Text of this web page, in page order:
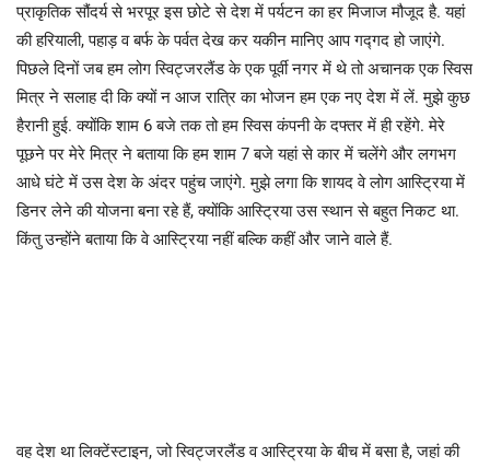
प्राकृतिक सौंदर्य से भरपूर इस छोटे से देश में पर्यटन का हर मिजाज मौजूद है. यहां
की हरियाली, पहाड़ व बर्फ के पर्वत देख कर यकीन मानिए आप गद्गद हो जाएंगे.
पिछले दिनों जब हम लोग स्विट्जरलैंड के एक पूर्वी नगर में थे तो अचानक एक स्विस
मित्र ने सलाह दी कि क्यों न आज रात्रि का भोजन हम एक नए देश में लें. मुझे कुछ
हैरानी हुई. क्योंकि शाम 6 बजे तक तो हम स्विस कंपनी के दफ्तर में ही रहेंगे. मेरे
पूछने पर मेरे मित्र ने बताया कि हम शाम 7 बजे यहां से कार में चलेंगे और लगभग
आधे घंटे में उस देश के अंदर पहुंच जाएंगे. मुझे लगा कि शायद वे लोग आस्ट्रिया में
डिनर लेने की योजना बना रहे हैं, क्योंकि आस्ट्रिया उस स्थान से बहुत निकट था.
किंतु उन्होंने बताया कि वे आस्ट्रिया नहीं बल्कि कहीं और जाने वाले हैं.
वह देश था लिक्टेंस्टाइन, जो स्विट्जरलैंड व आस्ट्रिया के बीच में बसा है, जहां की